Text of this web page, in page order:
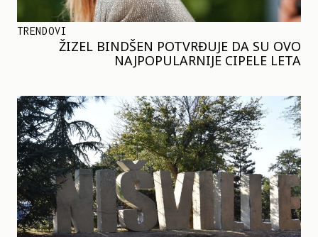
TRENDOVI
ŽIZEL BINDŠEN POTVRĐUJE DA SU OVO
NAJPOPULARNIJE CIPELE LETA